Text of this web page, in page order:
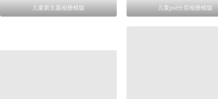
儿童新主题相册模版 儿童psd分层相册模版